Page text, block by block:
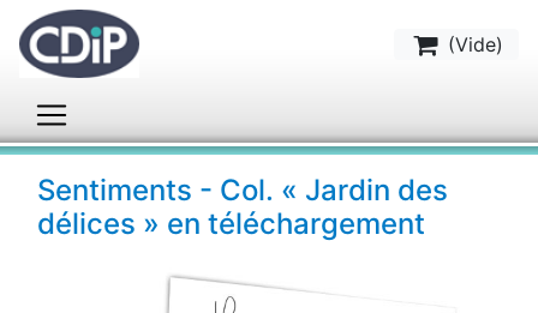
(Vide)
Sentiments - Col. « Jardin des
délices » en téléchargement